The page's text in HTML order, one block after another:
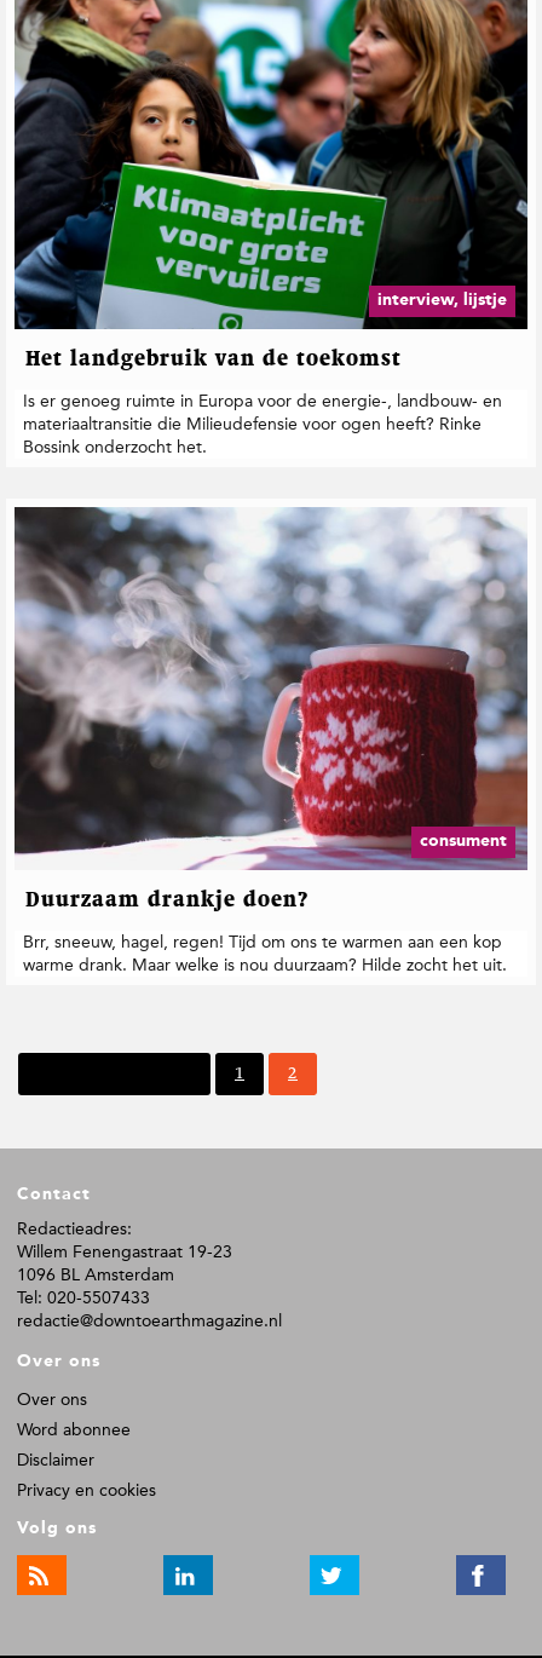
interview, lijstje
Het landgebruik van de toekomst
Is er genoeg ruimte in Europa voor de energie-, landbouw- en
materiaaltransitie die Milieudefensie voor ogen heeft? Rinke
Bossink onderzocht het.
consument
Duurzaam drankje doen?
Brr, sneeuw, hagel, regen! Tijd om ons te warmen aan een kop
warme drank. Maar welke is nou duurzaam? Hilde zocht het uit.
P
a
1
P
a
2
oContact
Redactieadres:
Willem Fenengastraat 19-23
1096 BL Amsterdam
Tel: 020-5507433
redactie@downtoearthmagazine.nl
Over ons
Over ons
Word abonnee
Disclaimer
Privacy en cookies
Volg ons